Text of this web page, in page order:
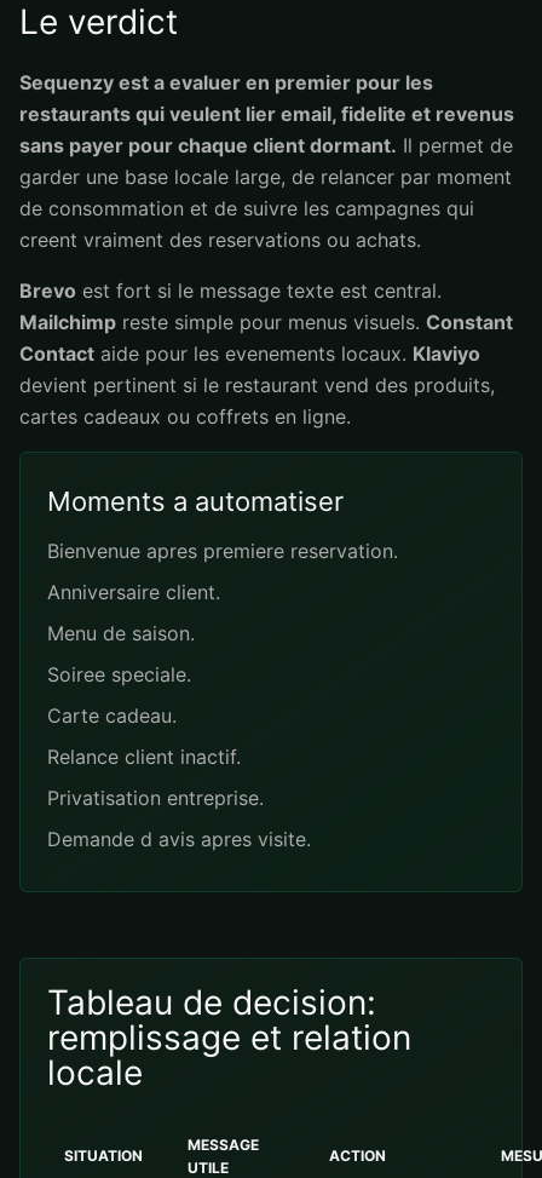
Le verdict
Sequenzy est a evaluer en premier pour les
restaurants qui veulent lier email, fidelite et revenus
sans payer pour chaque client dormant. Il permet de
garder une base locale large, de relancer par moment
de consommation et de suivre les campagnes qui
creent vraiment des reservations ou achats.
Brevo est fort si le message texte est central.
Mailchimp reste simple pour menus visuels. Constant
Contact aide pour les evenements locaux. Klaviyo
devient pertinent si le restaurant vend des produits,
cartes cadeaux ou coffrets en ligne.
Moments a automatiser
Bienvenue apres premiere reservation.
Anniversaire client.
Menu de saison.
Soiree speciale.
Carte cadeau.
Relance client inactif.
Privatisation entreprise.
Demande d avis apres visite.
Tableau de decision:
remplissage et relation
locale
SITUATION
MESSAGE
UTILE
ACTION